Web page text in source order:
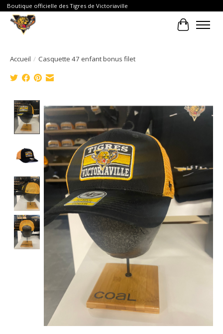
Boutique officielle des Tigres de Victoriaville
Panier
Accueil / Casquette 47 enfant bonus filet
Product image slideshow Items